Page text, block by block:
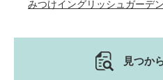
みつけイングリッシュガーデ
見つか